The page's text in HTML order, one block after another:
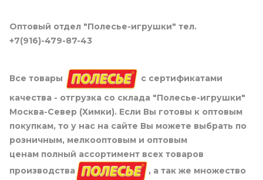
Оптовый отдел "Полесье-игрушки" тел.
+7(916)-479-87-43
Все товары
с сертификатами
качества - отгрузка со склада "Полесье-игрушки"
Москва-Север (Химки). Если Вы готовы к оптовым
покупкам, то у нас на сайте Вы можете выбрать по
розничным, мелкооптовым и оптовым
ценам полный ассортимент всех товаров
производства
, а так же множество